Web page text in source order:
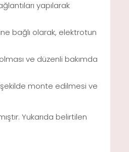
yapılarak
bağlı olarak, elektrotun
ve düzenli bakımda
şekilde monte edilmesi ve
Yukarıda belirtilen